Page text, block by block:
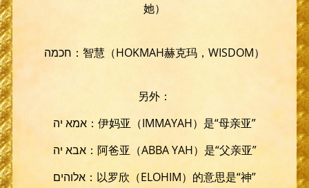
她）
חכמה：智慧（HOKMAH赫克玛，WISDOM）
另外：
אמא יה：伊妈亚（IMMAYAH）是“母亲亚”
אבא יה：阿爸亚（ABBA YAH）是“父亲亚”
אלוהים：以罗欣（ELOHIM）的意思是“神”